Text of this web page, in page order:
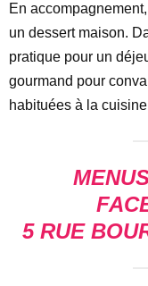
En
un dessert maison.
pratique pour un
gourmand pour
habituées à la
5 RUE